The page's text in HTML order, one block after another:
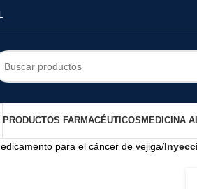
PRODUCTOS FARMACÉUTICOS MEDICINA
para el cáncer de vejiga/